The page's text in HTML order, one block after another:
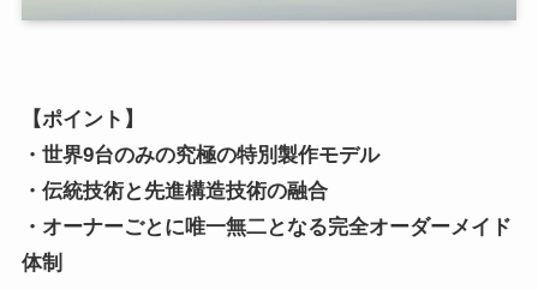
【ポイント】
・世界9台のみの究極の特別製作モデル
・伝統技術と先進構造技術の融合
・オーナーごとに唯一無二となる完全オーダーメイド
体制